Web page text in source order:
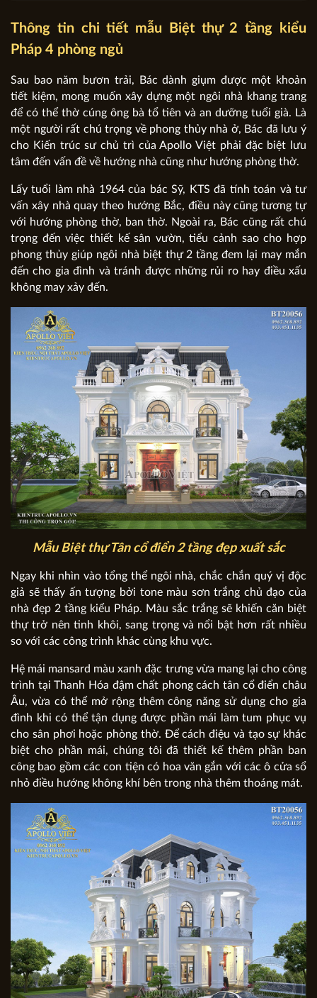
Thông tin chi tiết mẫu Biệt thự 2 tầng kiểu
Pháp 4 phòng ngủ
Sau bao năm bươn trải, Bác dành giụm được một khoản
tiết kiệm, mong muốn xây dựng một ngôi nhà khang trang
để có thể thờ cúng ông bà tổ tiên và an dưỡng tuổi già. Là
một người rất chú trọng về phong thủy nhà ở, Bác đã lưu ý
cho Kiến trúc sư chủ trì của Apollo Việt phải đặc biệt lưu
tâm đến vấn đề về hướng nhà cũng như hướng phòng thờ.
Lấy tuổi làm nhà 1964 của bác Sỹ, KTS đã tính toán và tư
vấn xây nhà quay theo hướng Bắc, điều này cũng tương tự
với hướng phòng thờ, ban thờ. Ngoài ra, Bác cũng rất chú
trọng đến việc thiết kế sân vườn, tiểu cảnh sao cho hợp
phong thủy giúp ngôi nhà biệt thự 2 tầng đem lại may mắn
đến cho gia đình và tránh được những rủi ro hay điều xấu
không may xảy đến.
Mẫu Biệt thự Tân cổ điển 2 tầng đẹp xuất sắc
Ngay khi nhìn vào tổng thể ngôi nhà, chắc chắn quý vị độc
giả sẽ thấy ấn tượng bởi tone màu sơn trắng chủ đạo của
nhà đẹp 2 tầng kiểu Pháp. Màu sắc trắng sẽ khiến căn biệt
thự trở nên tinh khôi, sang trọng và nổi bật hơn rất nhiều
so với các công trình khác cùng khu vực.
Hệ mái mansard màu xanh đặc trưng vừa mang lại cho công
trình tại Thanh Hóa đậm chất phong cách tân cổ điển châu
Âu, vừa có thể mở rộng thêm công năng sử dụng cho gia
đình khi có thể tận dụng được phần mái làm tum phục vụ
cho sân phơi hoặc phòng thờ. Để cách điệu và tạo sự khác
biệt cho phần mái, chúng tôi đã thiết kế thêm phần ban
công bao gồm các con tiện có hoa văn gắn với các ô cửa sổ
nhỏ điều hướng không khí bên trong nhà thêm thoáng mát.